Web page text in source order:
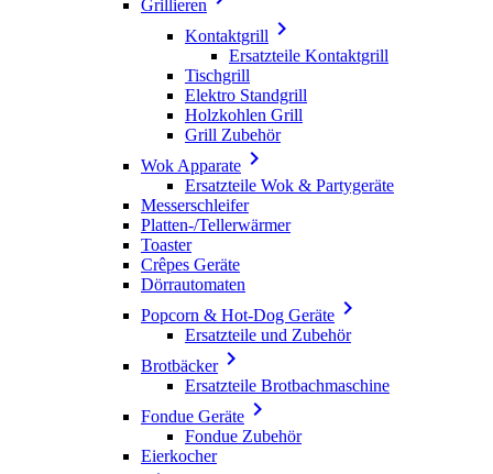
Grillieren
Kontaktgrill 
Ersatzteile Kontaktgrill
Tischgrill
Elektro Standgrill
Holzkohlen Grill
Grill Zubehör
Wok Apparate 
Ersatzteile Wok & Partygeräte
Messerschleifer
Platten-/Tellerwärmer
Toaster
Crêpes Geräte
Dörrautomaten
Popcorn & Hot-Dog Geräte 
Ersatzteile und Zubehör
Brotbäcker
Ersatzteile Brotbachmaschine
Fondue Geräte 
Fondue Zubehör
Eierkocher